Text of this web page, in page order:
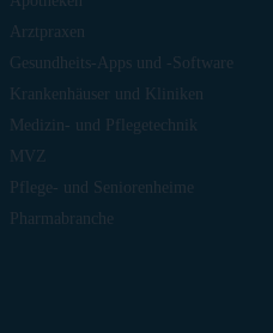
Arztpraxen
Gesundheits-Apps und -Software
Krankenhäuser und Kliniken
Medizin- und Pflegetechnik
MVZ
Pflege- und Seniorenheime
Pharmabranche